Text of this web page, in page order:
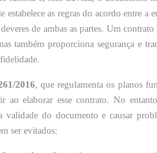
estabelece as regras do acordo entre a
de ambas as partes. Um
também proporciona segurança e
2016, que regulamenta os planos
ao elaborar esse contrato. No
validade do documento e causar
ser evitados: